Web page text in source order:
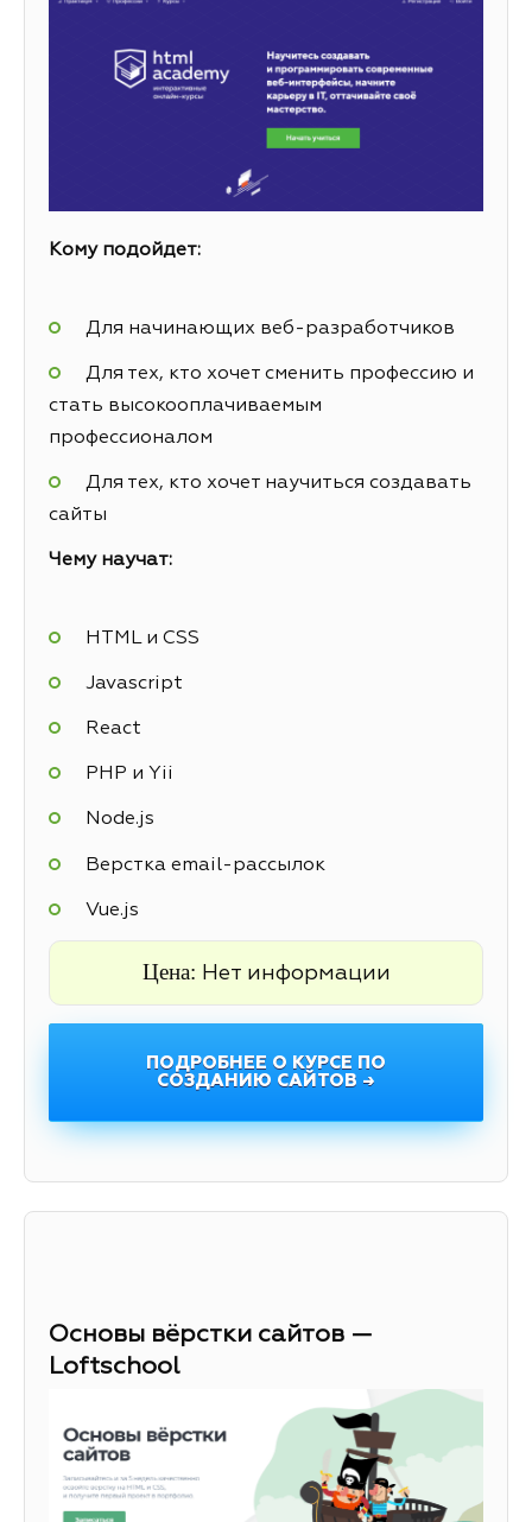
Кому подойдет:
Для начинающих веб-разработчиков
Для тех, кто хочет сменить профессию и
стать высокооплачиваемым
профессионалом
Для тех, кто хочет научиться создавать
сайты
Чему научат:
HTML и CSS
Javascript
React
PHP и Yii
Node.js
Верстка email-рассылок
Vue.js
Цена: Нет информации
ПОДРОБНЕЕ О КУРСЕ ПО
СОЗДАНИЮ САЙТОВ →
Основы вёрстки сайтов —
Loftschool